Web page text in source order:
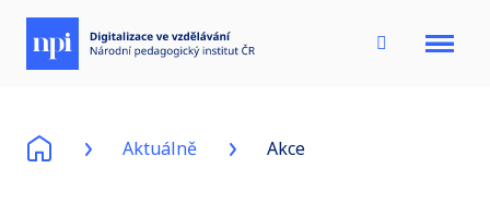
Menu
Aktuálně Akce